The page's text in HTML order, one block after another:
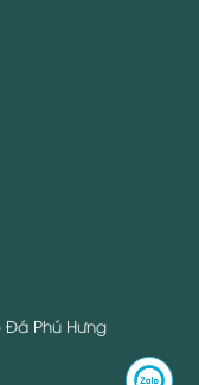
Đá Phú Hưng